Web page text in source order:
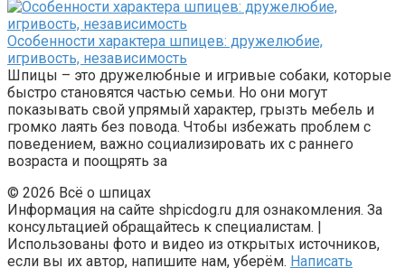
Особенности характера шпицев: дружелюбие,
игривость, независимость
Шпицы – это дружелюбные и игривые собаки, которые
быстро становятся частью семьи. Но они могут
показывать свой упрямый характер, грызть мебель и
громко лаять без повода. Чтобы избежать проблем с
поведением, важно социализировать их с раннего
возраста и поощрять за
© 2026 Всё о шпицах
Информация на сайте shpicdog.ru для ознакомления. За
консультацией обращайтесь к специалистам. |
Использованы фото и видео из открытых источников,
если вы их автор, напишите нам, уберём. Написать